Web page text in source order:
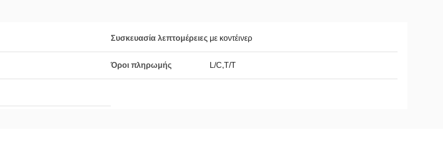
Συσκευασία λεπτομέρειες με κοντέινερ
Όροι πληρωμής L/C,T/T